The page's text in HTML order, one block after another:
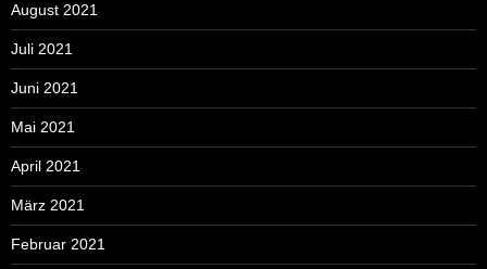
August 2021
Juli 2021
Juni 2021
Mai 2021
April 2021
März 2021
Februar 2021